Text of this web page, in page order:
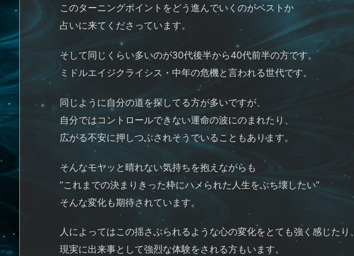
このターニングポイントをどう進んでいくのがベストか
占いに来てくださっています。
そして同じくらい多いのが30代後半から40代前半の方です。
ミドルエイジクライシス・中年の危機と言われる世代です。
同じように自分の道を探してる方が多いですが、
自分ではコントロールできない運命の波にのまれたり、
広がる不安に押しつぶされそうでいることもあります。
そんなモヤッと晴れない気持ちを抱えながらも
”これまでの決まりきった枠にハメられた人生をぶち壊したい”
そんな変化も期待されています。
人によってはこの揺さぶられるような心の変化をとても強く感じたり、
現実に出来事として強烈な体験をされる方もいます。